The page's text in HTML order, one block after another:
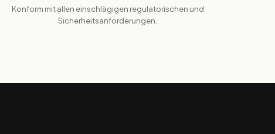
Konform mit allen einschlägigen regulatorischen und
Sicherheitsanforderungen.